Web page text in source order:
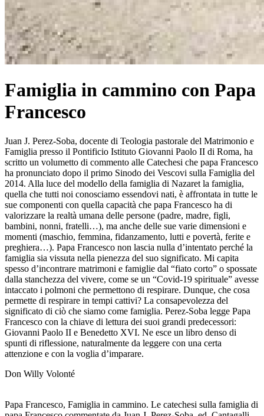
Famiglia in cammino con Papa
Francesco
Juan J. Perez-Soba, docente di Teologia pastorale del Matrimonio e
Famiglia presso il Pontificio Istituto Giovanni Paolo II di Roma, ha
scritto un volumetto di commento alle Catechesi che papa Francesco
ha pronunciato dopo il primo Sinodo dei Vescovi sulla Famiglia del
2014. Alla luce del modello della famiglia di Nazaret la famiglia,
quella che tutti noi conosciamo essendovi nati, è affrontata in tutte le
sue componenti con quella capacità che papa Francesco ha di
valorizzare la realtà umana delle persone (padre, madre, figli,
bambini, nonni, fratelli…), ma anche delle sue varie dimensioni e
momenti (maschio, femmina, fidanzamento, lutti e povertà, ferite e
preghiera…). Papa Francesco non lascia nulla d’intentato perché la
famiglia sia vissuta nella pienezza del suo significato. Mi capita
spesso d’incontrare matrimoni e famiglie dal “fiato corto” o spossate
dalla stanchezza del vivere, come se un “Covid-19 spirituale” avesse
intaccato i polmoni che permettono di respirare. Dunque, che cosa
permette di respirare in tempi cattivi? La consapevolezza del
significato di ciò che siamo come famiglia. Perez-Soba legge Papa
Francesco con la chiave di lettura dei suoi grandi predecessori:
Giovanni Paolo II e Benedetto XVI. Ne esce un libro denso di
spunti di riflessione, naturalmente da leggere con una certa
attenzione e con la voglia d’imparare.
Don Willy Volonté
Papa Francesco, Famiglia in cammino. Le catechesi sulla famiglia di